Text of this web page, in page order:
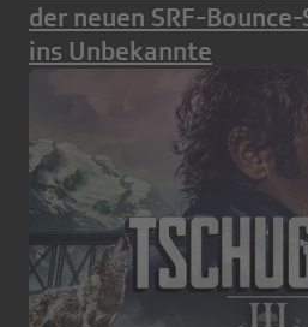
der neuen SRF-
ins Unbekannte